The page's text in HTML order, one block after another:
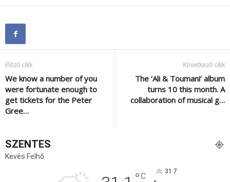
Előző cikk
We know a number of you
were fortunate enough to
get tickets for the Peter
Gree…
Következő cikk
The ‘Ali & Toumani’ album
turns 10 this month. A
collaboration of musical g…
SZENTES
Kevés Felhő
C 31.7